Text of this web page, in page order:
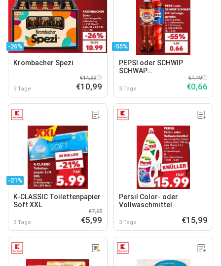
-26%
Krombacher Spezi
3 Tage
€14,99
€10,99
-55%
PEPSI oder SCHWIP
SCHWAP
3 Tage
€1,49
€0,66
-21%
K-CLASSIC Toilettenpapier
Soft XXL
3 Tage
€7,65
€5,99
Persil Color- oder
Vollwaschmittel
3 Tage €15,99